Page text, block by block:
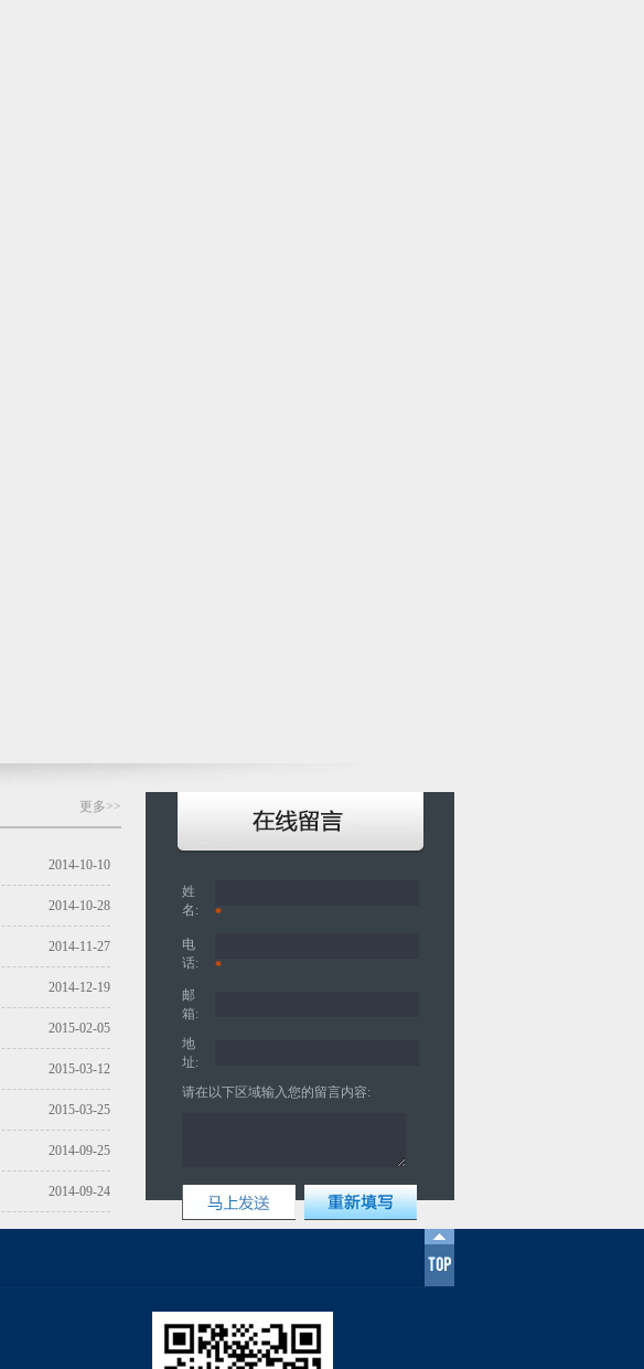
更多>>
2014-10-10
2014-10-28
2014-11-27
2014-12-19
2015-02-05
2015-03-12
2015-03-25
2014-09-25
2014-09-24
姓
名:
*
电
话:
*
邮
箱:
地
址:
请在以下区域输入您的留言内容: